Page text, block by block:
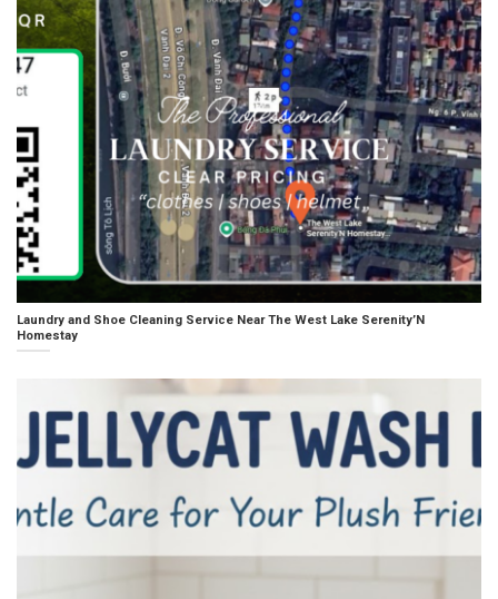
Laundry and Shoe Cleaning Service Near The West Lake Serenity’N
Homestay